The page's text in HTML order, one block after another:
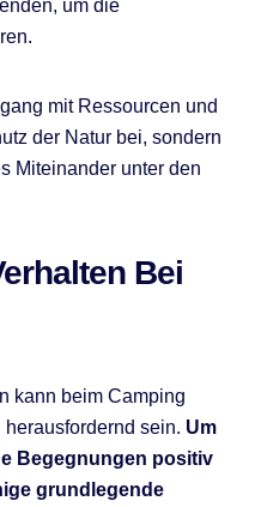
um die
mit Ressourcen und
der Natur bei, sondern
Miteinander unter den
Bei
kann beim Camping
sein. Um
Begegnungen positiv
grundlegende